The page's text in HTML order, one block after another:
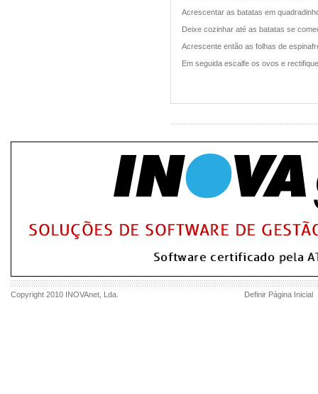
Acrescentar as batatas em
Deixe cozinhar até as batatas se
Acrescente então as folhas de
Em seguida escalfe os ovos e
Copyright 2010 INOVAnet , Lda. Definir Página Inicial